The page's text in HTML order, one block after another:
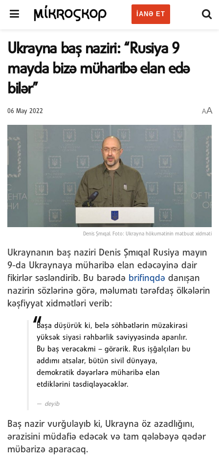
IANƏ ET
Ukrayna baş naziri: “Rusiya 9
mayda bizə müharibə elan edə
bilər”
06 May 2022 AA
Denis Şmıqal. Foto: Ukrayna hökumətinin mətbuat xidməti
Ukraynanın baş naziri Denis Şmıqal Rusiya mayın
9-da Ukraynaya müharibə elan edəcəyinə dair
fikirlər səsləndirib. Bu barədə brifinqdə danışan
nazirin sözlərinə görə, məlumatı tərəfdaş ölkələrin
kəşfiyyat xidmətləri verib:
Başa düşürük ki, belə söhbətlərin müzakirəsi
yüksək siyasi rəhbərlik səviyyəsində aparılır.
Bu baş verəcəkmi – görərik. Rus işğalçıları bu
addımı atsalar, bütün sivil dünyaya,
demokratik dəyərlərə müharibə elan
etdiklərini təsdiqləyəcəklər.
deyib
Baş nazir vurğulayıb ki, Ukrayna öz azadlığını,
ərazisini müdafiə edəcək və tam qələbəyə qədər
mübarizə aparacaq.